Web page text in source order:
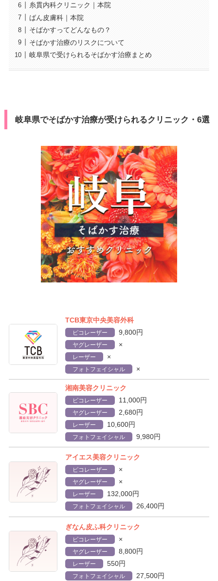
糸貫内科クリニック｜本院
ばん皮膚科｜本院
そばかすってどんなもの？
そばかす治療のリスクについて
岐阜県で受けられるそばかす治療まとめ
岐阜県でそばかす治療が受けられるクリニック・6選
TCB東京中央美容外科
ピコレーザー 9,800円
ヤグレーザー ×
レーザー ×
フォトフェイシャル ×
湘南美容クリニック
ピコレーザー 11,000円
ヤグレーザー 2,680円
レーザー 10,600円
フォトフェイシャル 9,980円
アイエス美容クリニック
ピコレーザー ×
ヤグレーザー ×
レーザー 132,000円
フォトフェイシャル 26,400円
ぎなん皮ふ科クリニック
ピコレーザー ×
ヤグレーザー 8,800円
レーザー 550円
フォトフェイシャル 27,500円